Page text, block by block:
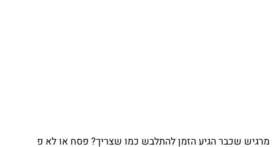
הזמן להתלבש כמו שצריך? פסח או לא פ